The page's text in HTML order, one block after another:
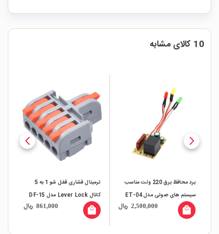
10 کالای مشابه
برد محافظ برق 220 ولت مناسب
سیستم های صوتی مدل ET-04
2,500,000 ریال local_mall
ترمینال فشاری قفل شو 1 به 5
کانال Lever Lock مدل DF-15
861,000 ریال local_mall